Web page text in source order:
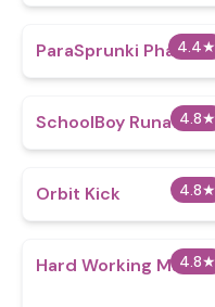
4.4★
ParaSprunki Phase 3
4.8★
SchoolBoy Runaway
4.8★
Orbit Kick
4.8★
Hard Working Man